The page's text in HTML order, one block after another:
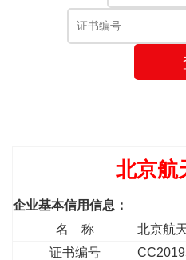
北京航
企业基本信用信息：
名 称
北京航
证书编号